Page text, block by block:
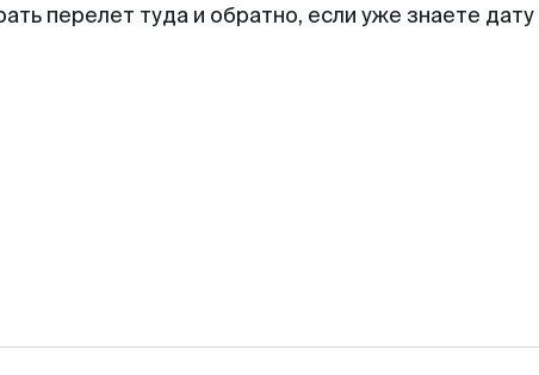
перелет туда и обратно, если уже знаете